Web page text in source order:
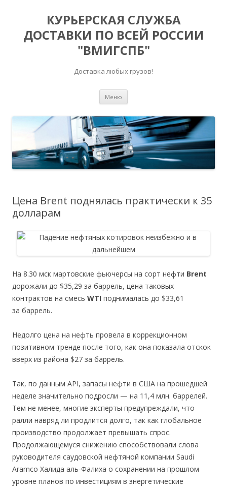
КУРЬЕРСКАЯ СЛУЖБА
ДОСТАВКИ ПО ВСЕЙ РОССИИ
"ВМИГСПБ"
Доставка любых грузов!
Меню
Цена Brent поднялась практически к 35
долларам
На 8.30 мск мартовские фьючерсы на сорт нефти Brent
дорожали до $35,29 за баррель, цена таковых
контрактов на смесь WTI поднималась до $33,61
за баррель.
Недолго цена на нефть провела в коррекционном
позитивном тренде после того, как она показала отскок
вверх из района $27 за баррель.
Так, по данным API, запасы нефти в США на прошедшей
неделе значительно подросли — на 11,4 млн. баррелей.
Тем не менее, многие эксперты предупреждали, что
ралли навряд ли продлится долго, так как глобальное
производство продолжает превышать спрос.
Продолжающемуся снижению способствовали слова
руководителя саудовской нефтяной компании Saudi
Aramco Халида аль-Фалиха о сохранении на прошлом
уровне планов по инвестициям в энергетические